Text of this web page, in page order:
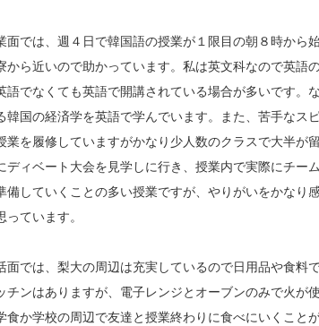
では、週４日で韓国語の授業が１限目の朝８時から
から近いので助かっています。私は英文科なので英語
語でなくても英語で開講されている場合が多いです。
韓国の経済学を英語で学んでいます。また、苦手なス
業を履修していますがかなり少人数のクラスで大半が
ディベート大会を見学しに行き、授業内で実際にチー
備していくことの多い授業ですが、やりがいをかなり
っています。
では、梨大の周辺は充実しているので日用品や食料
チンはありますが、電子レンジとオーブンのみで火が
食か学校の周辺で友達と授業終わりに食べにいくこと